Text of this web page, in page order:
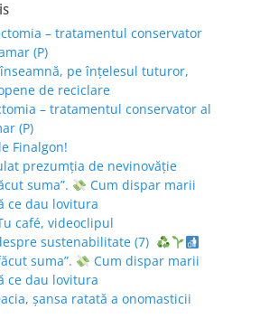
– tratamentul conservator
(P)
pe înțelesul tuturor,
de reciclare
– tratamentul conservator al
(P)
Finalgon!
prezumția de nevinovăție
suma”.
Cum dispar marii
ce dau lovitura
café, videoclipul
sustenabilitate (7)
suma”.
Cum dispar marii
ce dau lovitura
șansa ratată a onomasticii